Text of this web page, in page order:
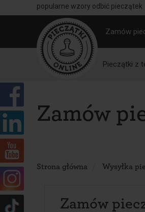
popularne wzory odbić pieczątek
Zamów
Pieczątki z
Zamów
Strona główna Wysyłka
Zamów